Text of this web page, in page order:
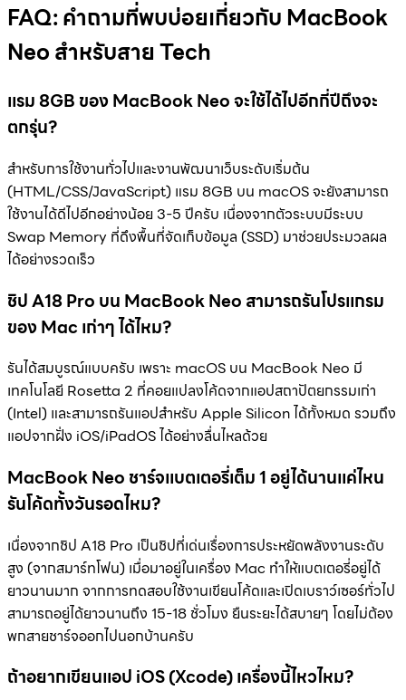
FAQ: คำถามที่พบบ่อยเกี่ยวกับ MacBook
Neo สำหรับสาย Tech
แรม 8GB ของ MacBook Neo จะใช้ได้ไปอีกกี่ปีถึงจะ
ตกรุ่น?
สำหรับการใช้งานทั่วไปและงานพัฒนาเว็บระดับเริ่มต้น
(HTML/CSS/JavaScript) แรม 8GB บน macOS จะยังสามารถ
ใช้งานได้ดีไปอีกอย่างน้อย 3-5 ปีครับ เนื่องจากตัวระบบมีระบบ
Swap Memory ที่ดึงพื้นที่จัดเก็บข้อมูล (SSD) มาช่วยประมวลผล
ได้อย่างรวดเร็ว
ชิป A18 Pro บน MacBook Neo สามารถรันโปรแกรม
ของ Mac เก่าๆ ได้ไหม?
รันได้สมบูรณ์แบบครับ เพราะ macOS บน MacBook Neo มี
เทคโนโลยี Rosetta 2 ที่คอยแปลงโค้ดจากแอปสถาปัตยกรรมเก่า
(Intel) และสามารถรันแอปสำหรับ Apple Silicon ได้ทั้งหมด รวมถึง
แอปจากฝั่ง iOS/iPadOS ได้อย่างลื่นไหลด้วย
MacBook Neo ชาร์จแบตเตอรี่เต็ม 1 อยู่ได้นานแค่ไหน
รันโค้ดทั้งวันรอดไหม?
เนื่องจากชิป A18 Pro เป็นชิปที่เด่นเรื่องการประหยัดพลังงานระดับ
สูง (จากสมาร์ทโฟน) เมื่อมาอยู่ในเครื่อง Mac ทำให้แบตเตอรี่อยู่ได้
ยาวนานมาก จากการทดสอบใช้งานเขียนโค้ดและเปิดเบราว์เซอร์ทั่วไป
สามารถอยู่ได้ยาวนานถึง 15-18 ชั่วโมง ยืนระยะได้สบายๆ โดยไม่ต้อง
พกสายชาร์จออกไปนอกบ้านครับ
ถ้าอยากเขียนแอป iOS (Xcode) เครื่องนี้ไหวไหม?